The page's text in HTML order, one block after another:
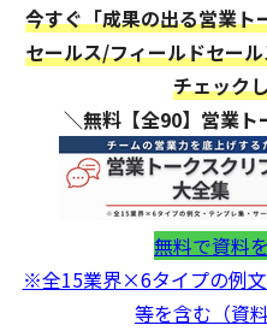
今すぐ「成果の出る営業
セールス/フィールドセー
チェック
＼無料【全90】営業
無料で資料
※全15業界×6タイプの例
等を含む（資